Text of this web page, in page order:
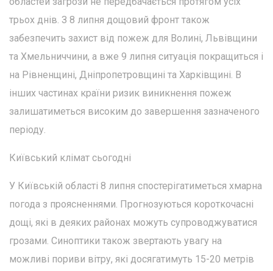
трьох днів. З 8 липня дощовий фронт також
забезпечить захист від пожеж для Волині, Львівщини
та Хмельниччини, а вже 9 липня ситуація покращиться і
на Рівненщині, Дніпропетровщині та Харківщині. В
інших частинах країни ризик виникнення пожеж
залишатиметься високим до завершення зазначеного
періоду.
Київський клімат сьогодні
У Київській області 8 липня спостерігатиметься хмарна
погода з проясненнями. Прогнозуються короткочасні
дощі, які в деяких районах можуть супроводжуватися
грозами. Синоптики також звертають увагу на
можливі пориви вітру, які досягатимуть 15-20 метрів